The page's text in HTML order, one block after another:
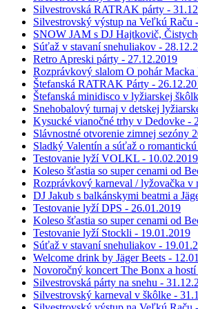
Silvestrovská RATRAK párty -
Silvestrovský výstup na Veľkú Raču
SNOW JAM s DJ Hajtkovič,
Súťaž v stavaní snehuliakov -
Retro Apreski párty - 27.12.2019
Rozprávkový slalom O pohár Macka
Štefanská RATRAK Párty -
Štefanská minidisco v lyžiarskej
Snehobalový turnaj v detskej
Kysucké vianočné trhy v Dedovke -
Slávnostné otvorenie zimnej sezóny
Sladký Valentín a súťaž o
Testovanie lyží VOLKL - 10.02.2019
Koleso šťastia so super cenami od
Rozprávkový karneval / lyžovačka v
DJ Jakub s balkánskymi beatmi a
Testovanie lyží DPS - 26.01.2019
Koleso šťastia so super cenami od
Testovanie lyží Stockli - 19.01.2019
Súťaž v stavaní snehuliakov -
Welcome drink by Jäger Beets -
Novoročný koncert The Bonx a
Silvestrovská párty na snehu -
Silvestrovský karneval v škôlke -